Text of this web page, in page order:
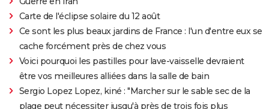
Carte de l'éclipse solaire du 12 août
Ce sont les plus beaux jardins de France : l'un d'entre eux se
cache forcément près de chez vous
Voici pourquoi les pastilles pour lave-vaisselle devraient
être vos meilleures alliées dans la salle de bain
Sergio Lopez Lopez, kiné : "Marcher sur le sable sec de la
plage peut nécessiter jusqu'à près de trois fois plus